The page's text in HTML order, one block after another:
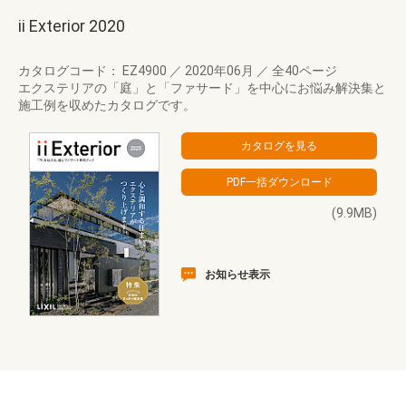
ii Exterior 2020
カタログコード： EZ4900 ／ 2020年06月 ／ 全40ページ
エクステリアの「庭」と「ファサード」を中心にお悩み解決集と
施工例を収めたカタログです。
(9.9MB)
お知らせ表示